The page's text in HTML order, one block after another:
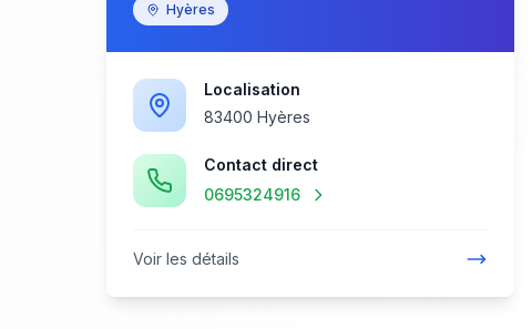
Hyères
Localisation
83400 Hyères
Contact direct
0695324916
Voir les détails